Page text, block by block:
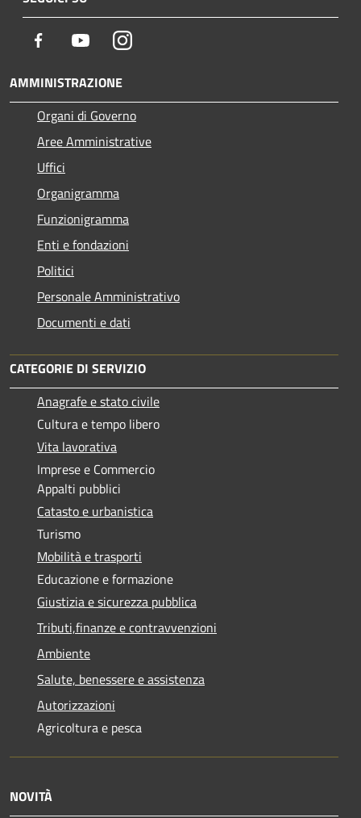
Facebook YoutubeInstagram
AMMINISTRAZIONE
Organi di Governo
Aree Amministrative
Uffici
Organigramma
Funzionigramma
Enti e fondazioni
Politici
Personale Amministrativo
Documenti e dati
CATEGORIE DI SERVIZIO
Anagrafe e stato civile
Cultura e tempo libero
Vita lavorativa
Imprese e Commercio
Appalti pubblici
Catasto e urbanistica
Turismo
Mobilità e trasporti
Educazione e formazione
Giustizia e sicurezza pubblica
Tributi,finanze e contravvenzioni
Ambiente
Salute, benessere e assistenza
Autorizzazioni
Agricoltura e pesca
NOVITÀ